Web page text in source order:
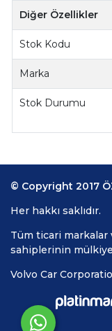
Diğer Özellikler
Stok Kodu
Marka
Stok Durumu
© Copyright 2017
Her hakkı saklıdır.
Tüm ticari
sahiplerinin
Volvo Car